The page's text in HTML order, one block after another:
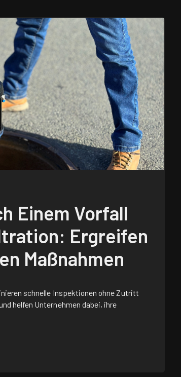
Einem Vorfall
Ergreifen
Maßnahmen
schnelle Inspektionen ohne Zutritt
helfen Unternehmen dabei, ihre